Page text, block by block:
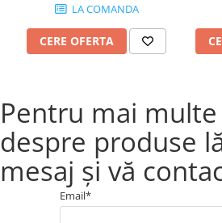
LA COMANDA
CERE OFERTA
Pentru mai
despre produse
mesaj și vă
Email*